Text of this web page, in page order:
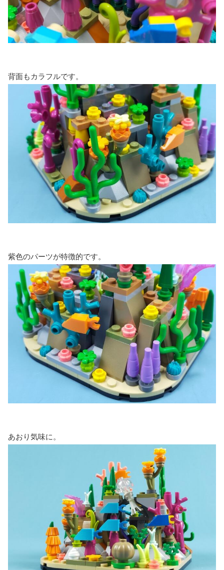
背面もカラフルです。
紫色のパーツが特徴的です。
あおり気味に。